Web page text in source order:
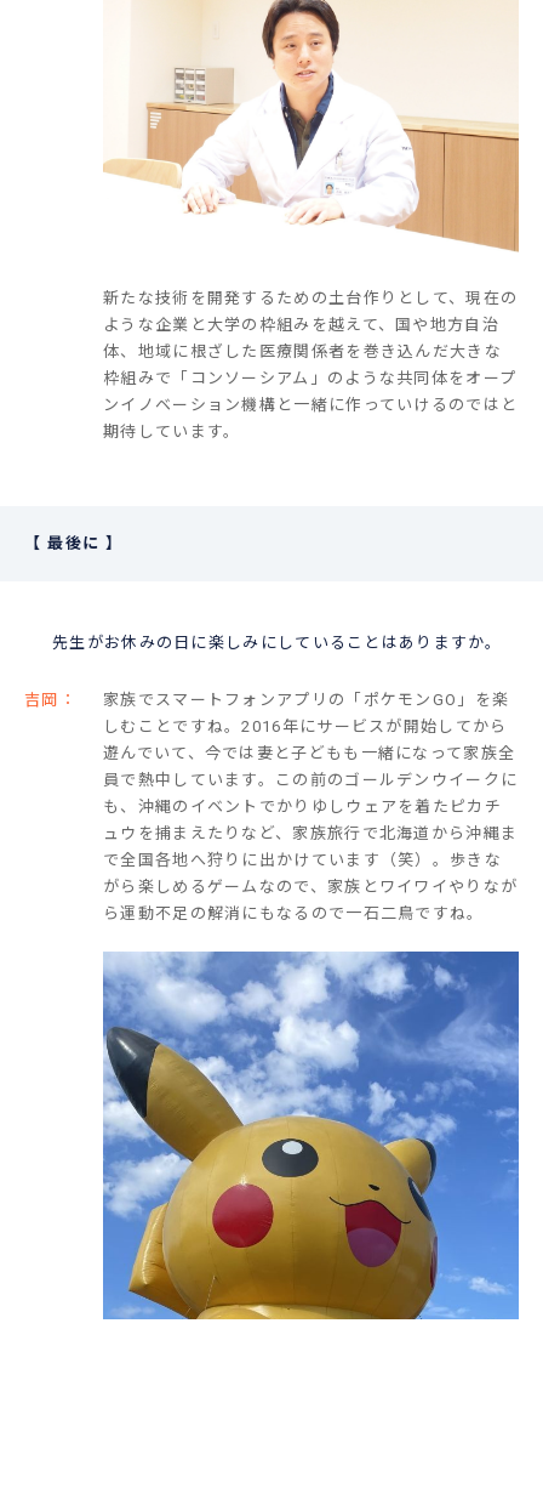
新たな技術を開発するための土台作りとして、現在の
ような企業と大学の枠組みを越えて、国や地方自治
体、地域に根ざした医療関係者を巻き込んだ大きな
枠組みで「コンソーシアム」のような共同体をオープ
ンイノベーション機構と一緒に作っていけるのではと
期待しています。
最後に
先生がお休みの日に楽しみにしていることはありますか。
吉岡：
家族でスマートフォンアプリの「ポケモンGO」を楽
しむことですね。2016年にサービスが開始してから
遊んでいて、今では妻と子どもも一緒になって家族全
員で熱中しています。この前のゴールデンウイークに
も、沖縄のイベントでかりゆしウェアを着たピカチ
ュウを捕まえたりなど、家族旅行で北海道から沖縄ま
で全国各地へ狩りに出かけています（笑）。歩きな
がら楽しめるゲームなので、家族とワイワイやりなが
ら運動不足の解消にもなるので一石二鳥ですね。